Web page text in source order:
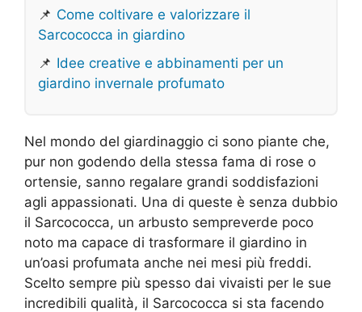
📌 Come coltivare e valorizzare il
Sarcococca in giardino
📌 Idee creative e abbinamenti per un
giardino invernale profumato
Nel mondo del giardinaggio ci sono piante che,
pur non godendo della stessa fama di rose o
ortensie, sanno regalare grandi soddisfazioni
agli appassionati. Una di queste è senza dubbio
il Sarcococca, un arbusto sempreverde poco
noto ma capace di trasformare il giardino in
un’oasi profumata anche nei mesi più freddi.
Scelto sempre più spesso dai vivaisti per le sue
incredibili qualità, il Sarcococca si sta facendo